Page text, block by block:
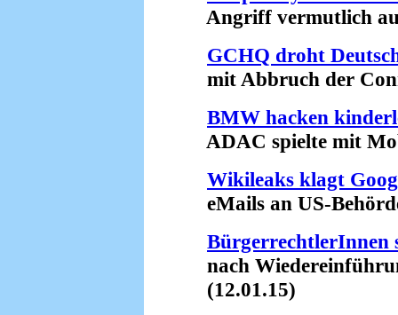
Angriff vermutlich
GCHQ droht
mit Abbruch der
BMW hacken
ADAC spielte mit
Wikileaks klagt
eMails an US-
BürgerrechtlerInnen
nach
(12.01.15)